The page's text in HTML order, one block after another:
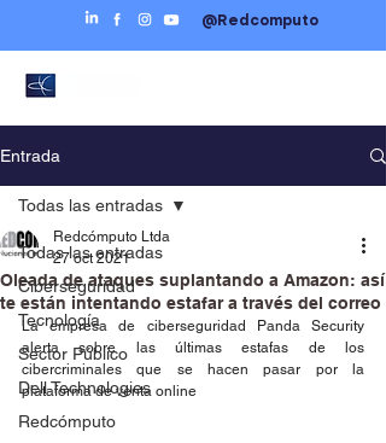
@Redcomputo
Entrada
Todas las entradas
Ciberseguridad
Tecnología
Sector Público
Dell Technologies
Redcómputo
Todas las entradas
Oleada de ataques suplantando a Amazon: así
te están intentando estafar a través del correo
Redcómputo Ltda
27 oct 2021
La empresa de ciberseguridad Panda Security
alerta sobre las últimas estafas de los
cibercriminales que se hacen pasar por la
plataforma de venta online